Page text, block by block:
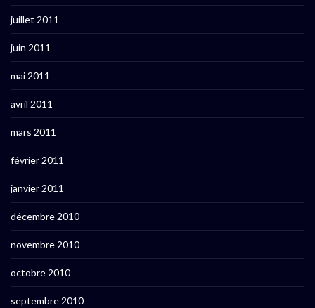
juillet 2011
juin 2011
mai 2011
avril 2011
mars 2011
février 2011
janvier 2011
décembre 2010
novembre 2010
octobre 2010
septembre 2010